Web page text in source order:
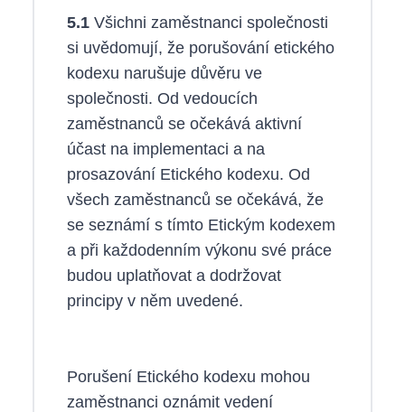
5.1Všichni zaměstnanci společnosti
si uvědomují, že porušování etického
kodexu narušuje důvěru ve
společnosti. Od vedoucích
zaměstnanců se očekává aktivní
účast na implementaci a na
prosazování Etického kodexu. Od
všech zaměstnanců se očekává, že
se seznámí s tímto Etickým kodexem
a při každodenním výkonu své práce
budou uplatňovat a dodržovat
principy v něm uvedené.
Porušení Etického kodexu mohou
zaměstnanci oznámit vedení